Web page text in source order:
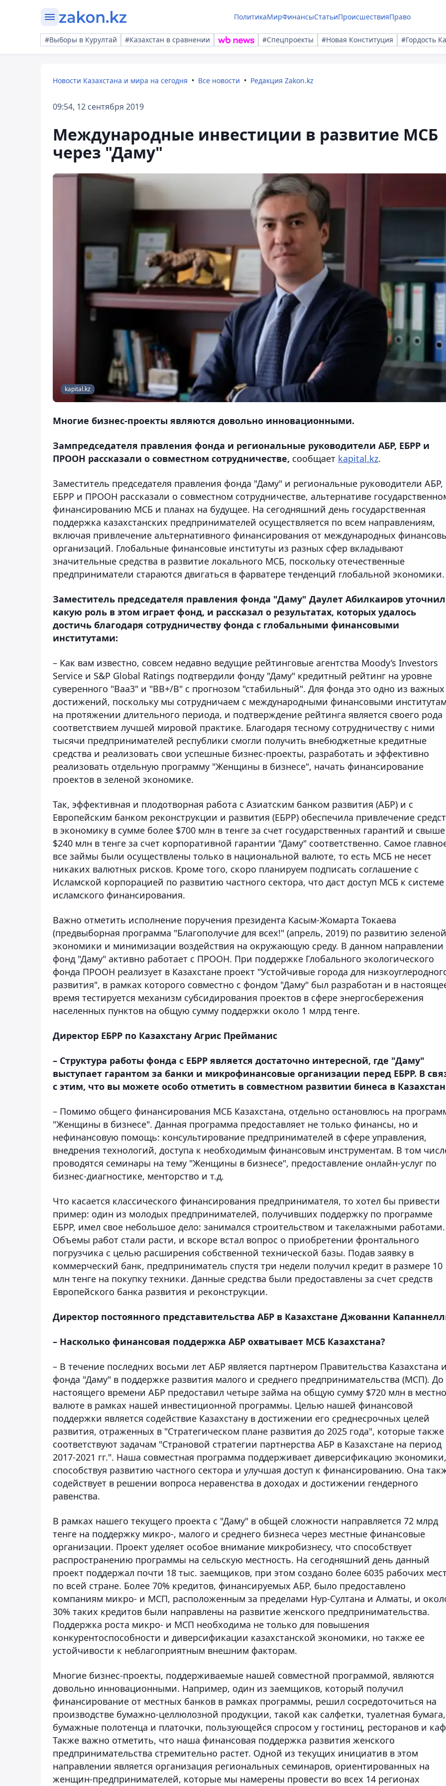
ПолитикаМирФинансыСтатьиПроисшествияПраво
#Выборы в Курултай #Казахстан в сравнении #Спецпроекты #Новая Конституция #Гордость
Новости Казахстана и мира на сегодня Все новости Редакция Zakon.kz
09:54, 12 сентября 2019
Международные инвестиции в развитие МСБ
через "Даму"
kapital.kz
Многие бизнес-проекты являются довольно инновационными.
Зампредседателя правления фонда и региональные руководители АБР, ЕБРР и
ПРООН рассказали о совместном сотрудничестве, сообщает kapital.kz.
Заместитель председателя правления фонда "Даму" и региональные руководители АБР,
ЕБРР и ПРООН рассказали о совместном сотрудничестве, альтернативе
финансированию МСБ и планах на будущее. На сегодняшний день государственная
поддержка казахстанских предпринимателей осуществляется по всем направлениям,
включая привлечение альтернативного финансирования от международных
организаций. Глобальные финансовые институты из разных сфер вкладывают
значительные средства в развитие локального МСБ, поскольку отечественные
предприниматели стараются двигаться в фарватере тенденций глобальной экономики.
Заместитель председателя правления фонда "Даму" Даулет Абилкаиров
какую роль в этом играет фонд, и рассказал о результатах, которых удалось
достичь благодаря сотрудничеству фонда с глобальными финансовыми
институтами:
– Как вам известно, совсем недавно ведущие рейтинговые агентства Moody’s Investors
Service и S&P Global Ratings подтвердили фонду "Даму" кредитный рейтинг на уровне
суверенного "Baa3" и "ВВ+/В" с прогнозом "стабильный". Для фонда это одно из важных
достижений, поскольку мы сотрудничаем с международными финансовыми
на протяжении длительного периода, и подтверждение рейтинга является своего рода
соответствием лучшей мировой практике. Благодаря тесному сотрудничеству с ними
тысячи предпринимателей республики смогли получить внебюджетные кредитные
средства и реализовать свои успешные бизнес-проекты, разработать и эффективно
реализовать отдельную программу "Женщины в бизнесе", начать финансирование
проектов в зеленой экономике.
Так, эффективная и плодотворная работа с Азиатским банком развития (АБР) и с
Европейским банком реконструкции и развития (ЕБРР) обеспечила привлечение
в экономику в сумме более $700 млн в тенге за счет государственных гарантий и свыше
$240 млн в тенге за счет корпоративной гарантии "Даму" соответственно. Самое
все займы были осуществлены только в национальной валюте, то есть МСБ не несет
никаких валютных рисков. Кроме того, скоро планируем подписать соглашение с
Исламской корпорацией по развитию частного сектора, что даст доступ МСБ к системе
исламского финансирования.
Важно отметить исполнение поручения президента Касым-Жомарта Токаева
(предвыборная программа "Благополучие для всех!" (апрель, 2019) по развитию зеленой
экономики и минимизации воздействия на окружающую среду. В данном направлении
фонд "Даму" активно работает с ПРООН. При поддержке Глобального экологического
фонда ПРООН реализует в Казахстане проект "Устойчивые города для
развития", в рамках которого совместно с фондом "Даму" был разработан и в
время тестируется механизм субсидирования проектов в сфере энергосбережения
населенных пунктов на общую сумму поддержки около 1 млрд тенге.
Директор ЕБРР по Казахстану Агрис Прейманис
– Структура работы фонда с ЕБРР является достаточно интересной, где "Даму"
выступает гарантом за банки и микрофинансовые организации перед ЕБРР. В
с этим, что вы можете особо отметить в совместном развитии бинеса в
– Помимо общего финансирования МСБ Казахстана, отдельно остановлюсь на
"Женщины в бизнесе". Данная программа предоставляет не только финансы, но и
нефинансовую помощь: консультирование предпринимателей в сфере управления,
внедрения технологий, доступа к необходимым финансовым инструментам. В том
проводятся семинары на тему "Женщины в бизнесе", предоставление онлайн-услуг по
бизнес-диагностике, менторство и т.д.
Что касается классического финансирования предпринимателя, то хотел бы привести
пример: один из молодых предпринимателей, получивших поддержку по программе
ЕБРР, имел свое небольшое дело: занимался строительством и такелажными работами.
Объемы работ стали расти, и вскоре встал вопрос о приобретении фронтального
погрузчика с целью расширения собственной технической базы. Подав заявку в
коммерческий банк, предприниматель спустя три недели получил кредит в размере 10
млн тенге на покупку техники. Данные средства были предоставлены за счет средств
Европейского банка развития и реконструкции.
Директор постоянного представительства АБР в Казахстане Джованни
– Насколько финансовая поддержка АБР охватывает МСБ Казахстана?
– В течение последних восьми лет АБР является партнером Правительства Казахстана
фонда "Даму" в поддержке развития малого и среднего предпринимательства (МСП). До
настоящего времени АБР предоставил четыре займа на общую сумму $720 млн в
валюте в рамках нашей инвестиционной программы. Целью нашей финансовой
поддержки является содействие Казахстану в достижении его среднесрочных целей
развития, отраженных в "Стратегическом плане развития до 2025 года", которые также
соответствуют задачам "Страновой стратегии партнерства АБР в Казахстане на период
2017-2021 гг.". Наша совместная программа поддерживает диверсификацию экономики,
способствуя развитию частного сектора и улучшая доступ к финансированию. Она
содействует в решении вопроса неравенства в доходах и достижении гендерного
равенства.
В рамках нашего текущего проекта с "Даму" в общей сложности направляется 72 млрд
тенге на поддержку микро-, малого и среднего бизнеса через местные финансовые
организации. Проект уделяет особое внимание микробизнесу, что способствует
распространению программы на сельскую местность. На сегодняшний день данный
проект поддержал почти 18 тыс. заемщиков, при этом создано более 6035 рабочих
по всей стране. Более 70% кредитов, финансируемых АБР, было предоставлено
компаниям микро- и МСП, расположенным за пределами Нур-Султана и Алматы, и
30% таких кредитов были направлены на развитие женского предпринимательства.
Поддержка роста микро- и МСП необходима не только для повышения
конкурентоспособности и диверсификации казахстанской экономики, но также ее
устойчивости к неблагоприятным внешним факторам.
Многие бизнес-проекты, поддерживаемые нашей совместной программой, являются
довольно инновационными. Например, один из заемщиков, который получил
финансирование от местных банков в рамках программы, решил сосредоточиться на
производстве бумажно-целлюлозной продукции, такой как салфетки, туалетная бумага,
бумажные полотенца и платочки, пользующейся спросом у гостиниц, ресторанов и
Также важно отметить, что наша финансовая поддержка развития женского
предпринимательства стремительно растет. Одной из текущих инициатив в этом
направлении является организация региональных семинаров, ориентированных на
женщин-предпринимателей, которые мы намерены провести во всех 14 регионах